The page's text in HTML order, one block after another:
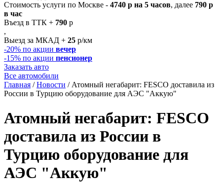
Стоимость услуги по Москве - 4740 р на 5 часов, далее 790 р
в час
Въезд в ТТК + 790 р
,
Выезд за МКАД + 25 р/км
-20% по акции вечер
-15% по акции пенсионер
Заказать авто
Все автомобили
Главная /Новости /Атомный негабарит: FESCO доставила из
России в Турцию оборудование для АЭС "Аккую"
Атомный негабарит: FESCO
доставила из России в
Турцию оборудование для
АЭС "Аккую"